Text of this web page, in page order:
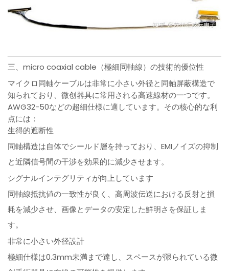
三、micro coaxial cable（極細同軸線）の技術的優位性
マイクロ同軸ケーブルは非常に小さい外径と同軸屏蔽構造で
知られており、微创器具に常用される高速線材の一つです。
AWG32-50などの超細仕様に適しています。その核心的な利
点には：
生得的遮断性
同軸構造は自体でシールド層を持っており、EMIノイズの抑制
と近隣信号間の干渉を効果的に減少させます。
シグナルインテグリティが向上しています
同軸線抵抗値の一致性が良く、高周波伝送における反射と損
耗を減少させ、画像とデータの安定した鮮明さを保証しま
す。
非常に小さい外径設計
極細仕様は0.3mm未満まで達し、スペースが限られている微